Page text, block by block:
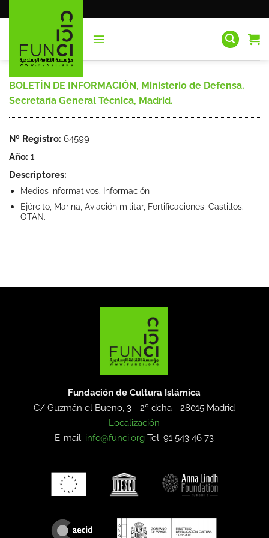
al
BOLETÍN DE INFORMACIÓN, Ministerio de Defensa.
Secretaría General Técnica, Madrid.
Nº Registro: 64599
Año: 1
Descriptores:
Medios informativos. Información
Ejército, Marina, Aviación militar, Fortificaciones, Castillos.
OTAN.
Fundación de Cultura Islámica
C/ Guzmán el Bueno, 3 - 2º dcha -28015 Madrid
Localización
E-mail: info@funci.org Tel: 91 543 46 73